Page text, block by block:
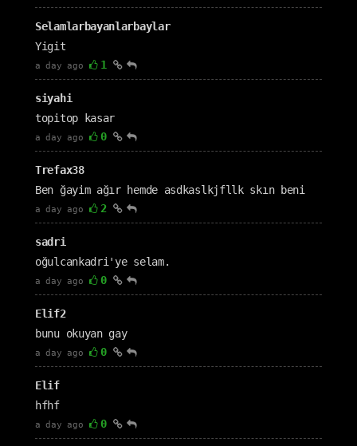
Selamlarbayanlarbaylar
Yigit
a day ago 1
siyahi
topitop kasar
a day ago 0
Trefax38
Ben ğayim ağır hemde asdkaslkjfllk skın beni
a day ago 2
sadri
oğulcankadri'ye selam.
a day ago 0
Elif2
bunu okuyan gay
a day ago 0
Elif
hfhf
a day ago 0